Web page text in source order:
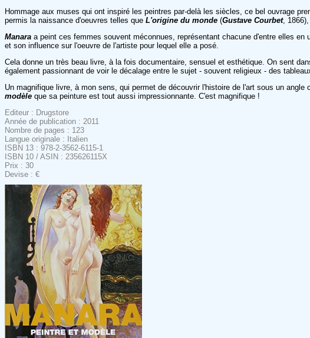
Hommage aux muses qui ont inspiré les peintres par-delà les siècles, ce bel ouvrage
permis la naissance d'oeuvres telles que L'origine du monde (Gustave Courbet, 1866),
Manara a peint ces femmes souvent méconnues, représentant chacune d'entre elles
et son influence sur l'oeuvre de l'artiste pour lequel elle a posé.
Cela donne un très beau livre, à la fois documentaire, sensuel et esthétique. On sent
également passionnant de voir le décalage entre le sujet - souvent religieux - des
Un magnifique livre, à mon sens, qui permet de découvrir l'histoire de l'art sous un
modèle que sa peinture est tout aussi impressionnante. C'est magnifique !
Editeur : Drugstore
Année de publication : 2011
Nombre de pages : 123
Langue originale : Italien
ISBN 13 : 978-2-3562-6115-1
ISBN 10 / ASIN : 235626115X
Prix : 30
Devise : €